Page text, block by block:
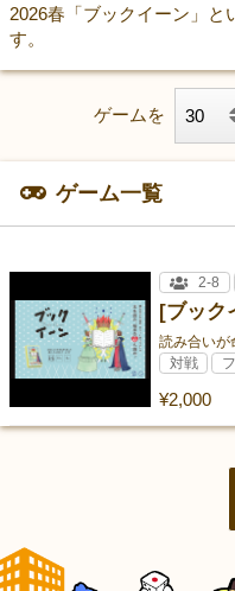
2026春「ブックイーン」
す。
ゲームを
ゲーム一覧
[ブック
¥2,000
2-8
対戦